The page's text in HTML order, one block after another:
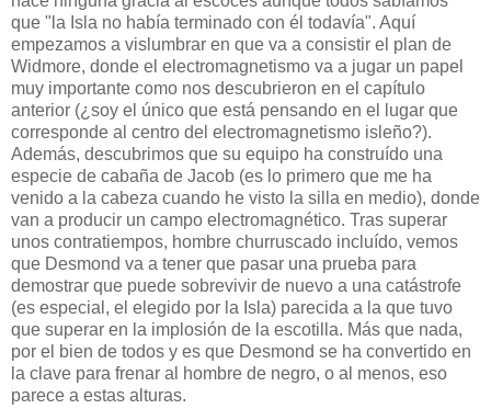
que "la Isla no había terminado con él todavía". Aquí
empezamos a vislumbrar en que va a consistir el plan de
Widmore, donde el electromagnetismo va a jugar un papel
muy importante como nos descubrieron en el capítulo
anterior (¿soy el único que está pensando en el lugar que
corresponde al centro del electromagnetismo isleño?).
Además, descubrimos que su equipo ha construído una
especie de cabaña de Jacob (es lo primero que me ha
venido a la cabeza cuando he visto la silla en medio), donde
van a producir un campo electromagnético. Tras superar
unos contratiempos, hombre churruscado incluído, vemos
que Desmond va a tener que pasar una prueba para
demostrar que puede sobrevivir de nuevo a una catástrofe
(es especial, el elegido por la Isla) parecida a la que tuvo
que superar en la implosión de la escotilla. Más que nada,
por el bien de todos y es que Desmond se ha convertido en
la clave para frenar al hombre de negro, o al menos, eso
parece a estas alturas.